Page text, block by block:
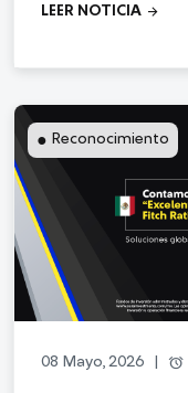
LEER NOTICIA arrow_forward
● Reconocimiento
08 Mayo, 2026 alarm